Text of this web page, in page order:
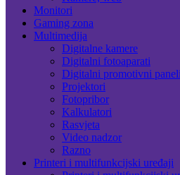
Monitori
Gaming zona
Multimedija
Digitalne kamere
Digitalni fotoaparati
Digitalni promotivni paneli
Projektori
Fotopribor
Kalkulatori
Rasvjeta
Video nadzor
Razno
Printeri i multifunkcijski uređaji